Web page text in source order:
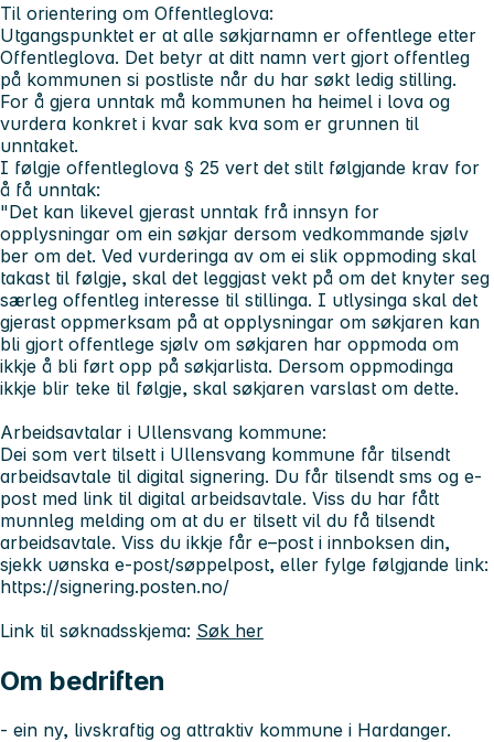
Til orientering om Offentleglova:
Utgangspunktet er at alle søkjarnamn er offentlege etter
Offentleglova. Det betyr at ditt namn vert gjort offentleg
på kommunen si postliste når du har søkt ledig stilling.
For å gjera unntak må kommunen ha heimel i lova og
vurdera konkret i kvar sak kva som er grunnen til
unntaket.
I følgje offentleglova § 25 vert det stilt følgjande krav for
å få unntak:
"Det kan likevel gjerast unntak frå innsyn for
opplysningar om ein søkjar dersom vedkommande sjølv
ber om det. Ved vurderinga av om ei slik oppmoding skal
takast til følgje, skal det leggjast vekt på om det knyter seg
særleg offentleg interesse til stillinga. I utlysinga skal det
gjerast oppmerksam på at opplysningar om søkjaren kan
bli gjort offentlege sjølv om søkjaren har oppmoda om
ikkje å bli ført opp på søkjarlista. Dersom oppmodinga
ikkje blir teke til følgje, skal søkjaren varslast om dette.
Arbeidsavtalar i Ullensvang kommune:
Dei som vert tilsett i Ullensvang kommune får tilsendt
arbeidsavtale til digital signering. Du får tilsendt sms og e-
post med link til digital arbeidsavtale. Viss du har fått
munnleg melding om at du er tilsett vil du få tilsendt
arbeidsavtale. Viss du ikkje får e–post i innboksen din,
sjekk uønska e-post/søppelpost, eller fylge følgjande link:
https://signering.posten.no/
Link til søknadsskjema: Søk her
Om bedriften
- ein ny, livskraftig og attraktiv kommune i Hardanger.